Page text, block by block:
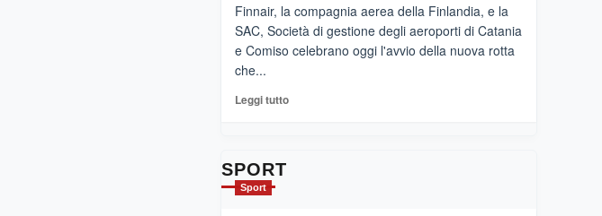
siamo
quasi….
pronti
dell’Etna
Finnair, la compagnia aerea della Finlandia, e la
SAC, Società di gestione degli aeroporti di Catania
e Comiso celebrano oggi l'avvio della nuova rotta
che...
Leggi tuttoLeggi
SPORT
Sport